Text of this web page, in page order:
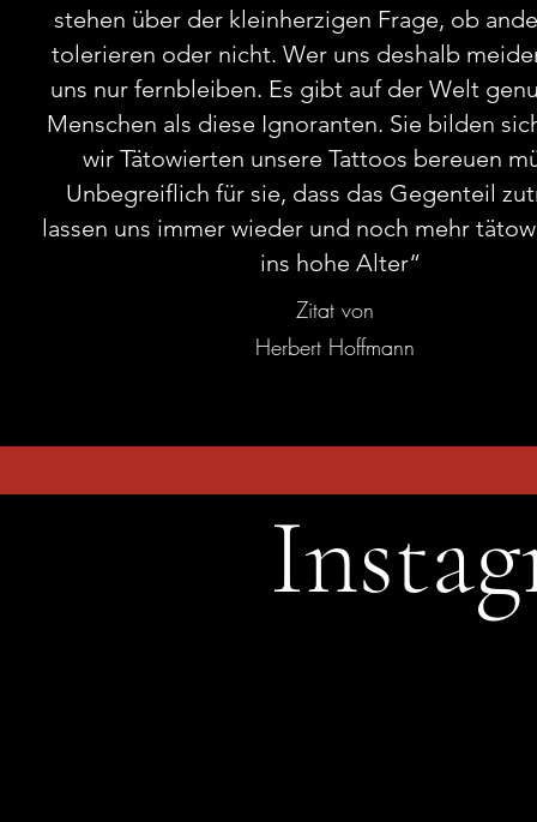
Zitat von
Herbert Hoffmann
stehen über der kleinherzigen Frage, ob
tolerieren oder nicht. Wer uns deshalb
uns nur fernbleiben. Es gibt auf der Welt
Menschen als diese Ignoranten. Sie bilden
wir Tätowierten unsere Tattoos bereuen
Unbegreiflich für sie, dass das Gegenteil
lassen uns immer wieder und noch mehr
ins hohe Alter“